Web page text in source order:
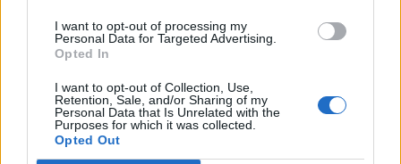
I want to opt-out of processing my
Personal Data for Targeted Advertising.
Opted In
I want to opt-out of Collection, Use,
Retention, Sale, and/or Sharing of my
Personal Data that Is Unrelated with the
Purposes for which it was collected.
Opted Out